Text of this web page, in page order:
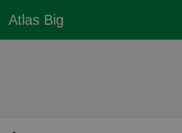
Atlas Big